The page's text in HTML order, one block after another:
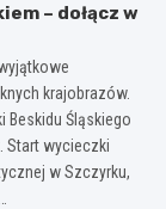
– dołącz w
krajobrazów.
Beskidu Śląskiego
Start wycieczki
w Szczyrku,